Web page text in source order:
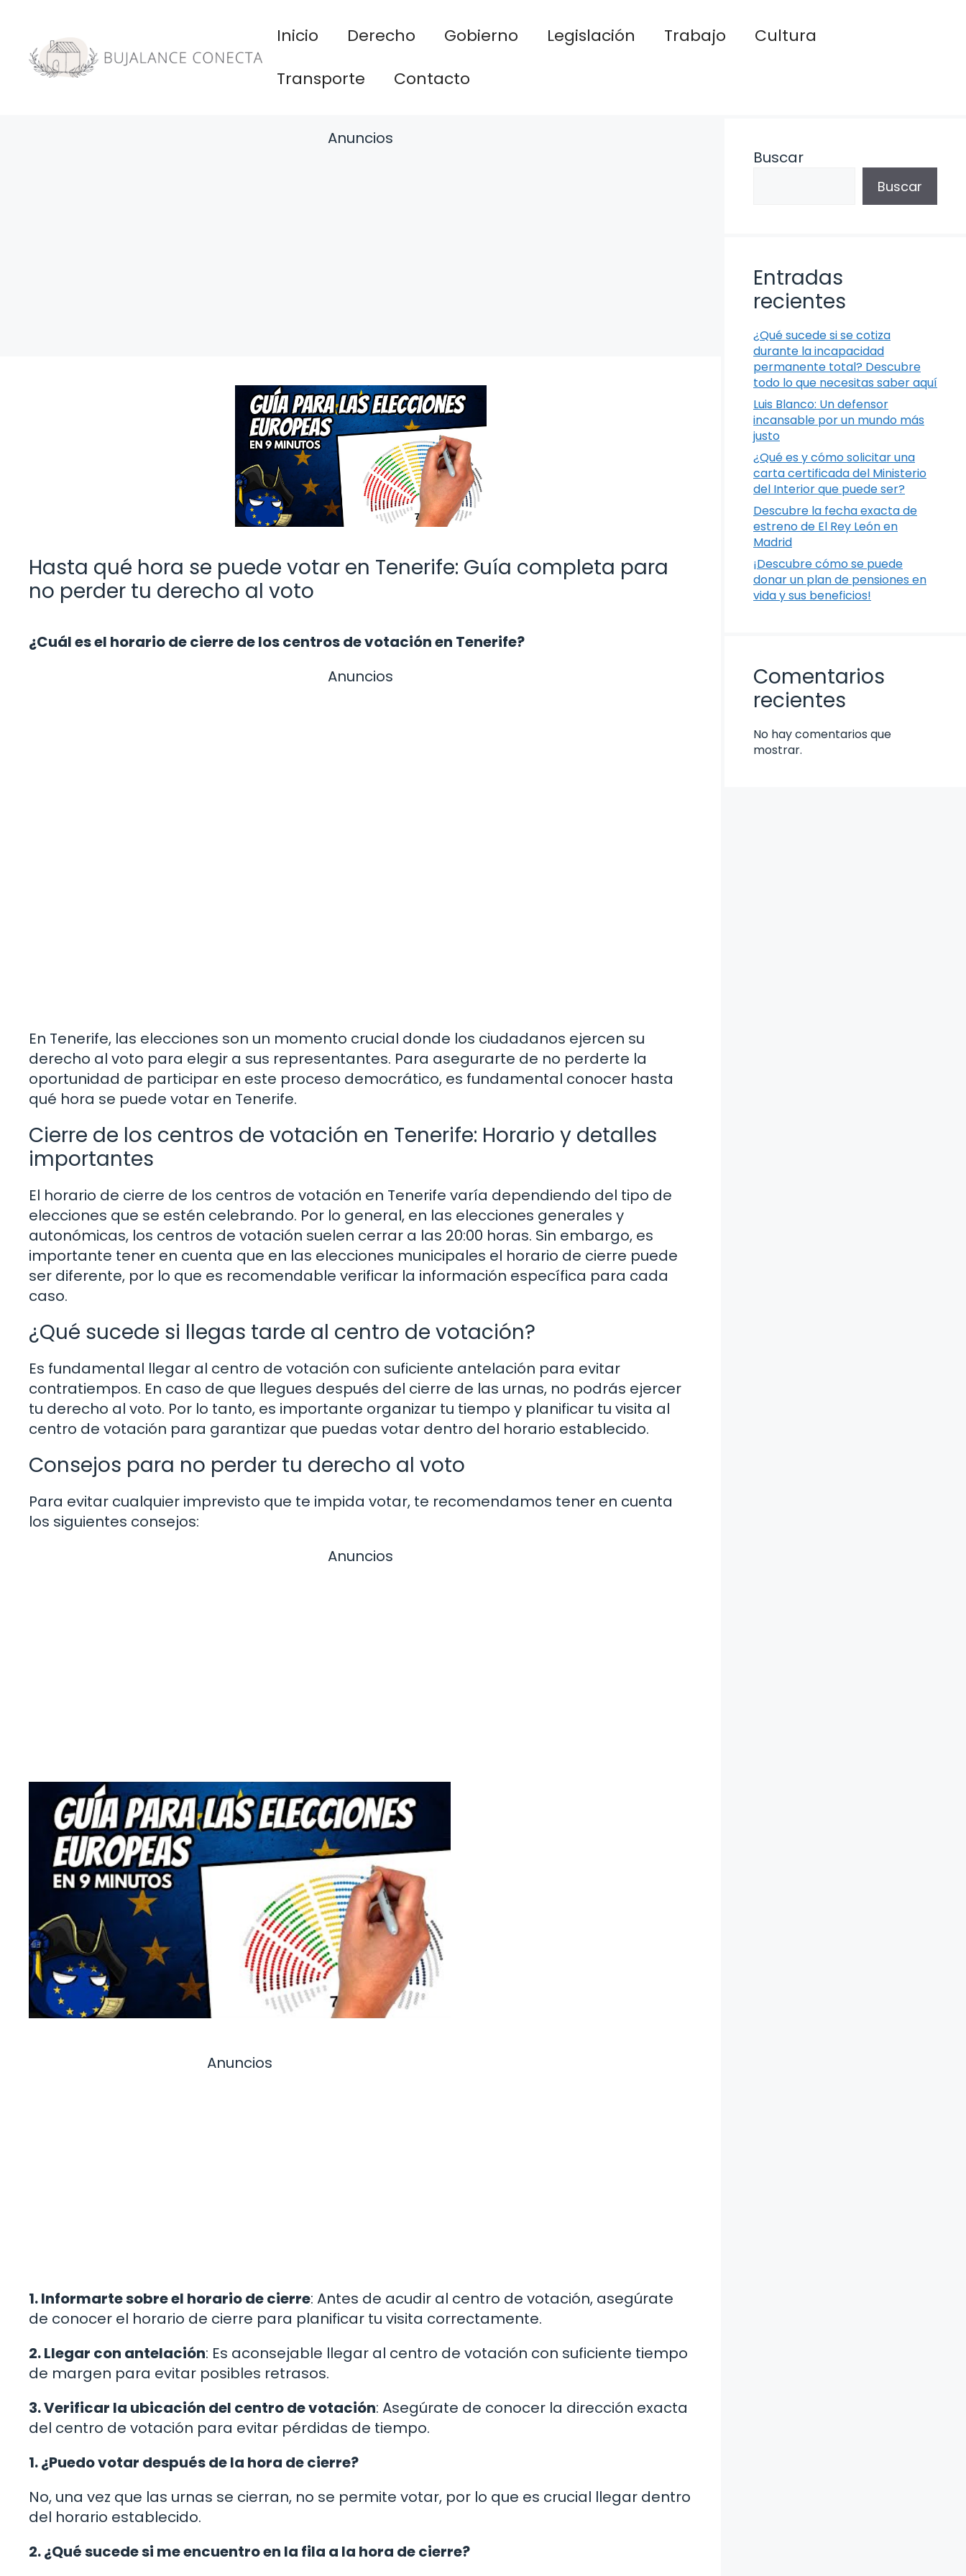
contenido
Inicio Derecho Gobierno Legislación Trabajo
Cultura
Transporte
Contacto
Anuncios
Hasta qué hora se puede votar en Tenerife: Guía completa para
no perder tu derecho al voto
¿Cuál es el horario de cierre de los centros de votación en Tenerife?
Anuncios
En Tenerife, las elecciones son un momento crucial donde los ciudadanos ejercen su
derecho al voto para elegir a sus representantes. Para asegurarte de no perderte la
oportunidad de participar en este proceso democrático, es fundamental conocer hasta
qué hora se puede votar en Tenerife.
Cierre de los centros de votación en Tenerife: Horario y detalles
importantes
El horario de cierre de los centros de votación en Tenerife varía dependiendo del tipo de
elecciones que se estén celebrando. Por lo general, en las elecciones generales y
autonómicas, los centros de votación suelen cerrar a las 20:00 horas. Sin embargo, es
importante tener en cuenta que en las elecciones municipales el horario de cierre puede
ser diferente, por lo que es recomendable verificar la información específica para cada
caso.
¿Qué sucede si llegas tarde al centro de votación?
Es fundamental llegar al centro de votación con suficiente antelación para evitar
contratiempos. En caso de que llegues después del cierre de las urnas, no podrás ejercer
tu derecho al voto. Por lo tanto, es importante organizar tu tiempo y planificar tu visita al
centro de votación para garantizar que puedas votar dentro del horario establecido.
Consejos para no perder tu derecho al voto
Para evitar cualquier imprevisto que te impida votar, te recomendamos tener en cuenta
los siguientes consejos:
Anuncios
Anuncios
1. Informarte sobre el horario de cierre: Antes de acudir al centro de votación, asegúrate
de conocer el horario de cierre para planificar tu visita correctamente.
2. Llegar con antelación: Es aconsejable llegar al centro de votación con suficiente tiempo
de margen para evitar posibles retrasos.
3. Verificar la ubicación del centro de votación: Asegúrate de conocer la dirección exacta
del centro de votación para evitar pérdidas de tiempo.
1. ¿Puedo votar después de la hora de cierre?
No, una vez que las urnas se cierran, no se permite votar, por lo que es crucial llegar dentro
del horario establecido.
2. ¿Qué sucede si me encuentro en la fila a la hora de cierre?
Buscar
Buscar
Entradas
recientes
¿Qué sucede si se cotiza
durante la incapacidad
permanente total? Descubre
todo lo que necesitas saber aquí
Luis Blanco: Un defensor
incansable por un mundo más
justo
¿Qué es y cómo solicitar una
carta certificada del Ministerio
del Interior que puede ser?
Descubre la fecha exacta de
estreno de El Rey León en
Madrid
¡Descubre cómo se puede
donar un plan de pensiones en
vida y sus beneficios!
Comentarios
recientes
No hay comentarios que
mostrar.